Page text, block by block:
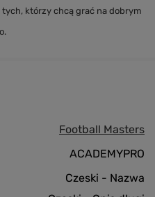
tych, którzy chcą grać na dobrym
Football Masters
ACADEMYPRO
Czeski - Nazwa